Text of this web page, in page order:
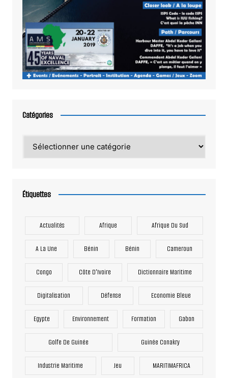
Catégories
Étiquettes
Actualités Afrique Afrique Du Sud
A La Une Bénin Bénin Cameroun
Congo Côte D'Ivoire Dictionnaire Maritime
Digitalisation Défense Economie Bleue
Egypte Environnement Formation Gabon
Golfe De Guinée Guinée Conakry
Industrie Maritime Jeu MARITIMAFRICA